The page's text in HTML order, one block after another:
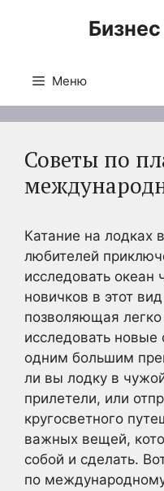
Меню
Советы по
Катание на лодках
любителей
исследовать океан
новичков в этот
позволяющая
исследовать
одним большим
ли вы лодку в
прилетели, или
кругосветного
важных вещей,
собой и сделать.
по